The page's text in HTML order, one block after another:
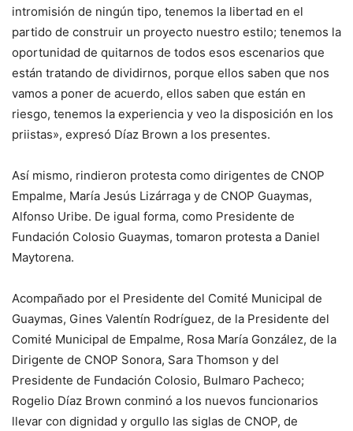
intromisión de ningún tipo, tenemos la libertad en el
partido de construir un proyecto nuestro estilo; tenemos la
oportunidad de quitarnos de todos esos escenarios que
están tratando de dividirnos, porque ellos saben que nos
vamos a poner de acuerdo, ellos saben que están en
riesgo, tenemos la experiencia y veo la disposición en los
priistas», expresó Díaz Brown a los presentes.
Así mismo, rindieron protesta como dirigentes de CNOP
Empalme, María Jesús Lizárraga y de CNOP Guaymas,
Alfonso Uribe. De igual forma, como Presidente de
Fundación Colosio Guaymas, tomaron protesta a Daniel
Maytorena.
Acompañado por el Presidente del Comité Municipal de
Guaymas, Gines Valentín Rodríguez, de la Presidente del
Comité Municipal de Empalme, Rosa María González, de la
Dirigente de CNOP Sonora, Sara Thomson y del
Presidente de Fundación Colosio, Bulmaro Pacheco;
Rogelio Díaz Brown conminó a los nuevos funcionarios
llevar con dignidad y orgullo las siglas de CNOP, de